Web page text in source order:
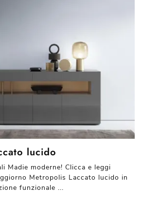
lucido
Madie moderne! Clicca e leggi
Metropolis Laccato lucido in
funzionale ...